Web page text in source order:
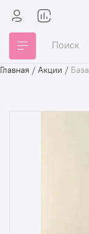
Главная / Акции /